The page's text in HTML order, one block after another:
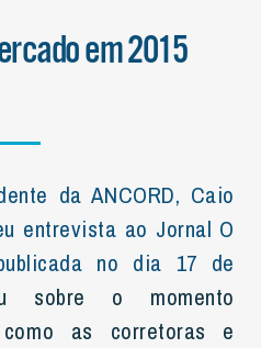
em 2015
da ANCORD, Caio
entrevista ao Jornal O
no dia 17 de
sobre o momento
as corretoras e